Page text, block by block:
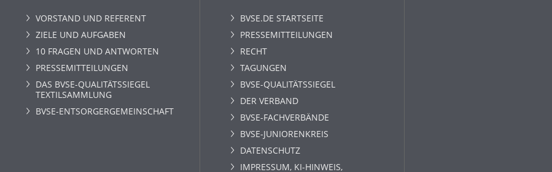
VORSTAND UND REFERENT
ZIELE UND AUFGABEN
10 FRAGEN UND ANTWORTEN
PRESSEMITTEILUNGEN
DAS BVSE-QUALITÄTSSIEGEL
TEXTILSAMMLUNG
BVSE-ENTSORGERGEMEINSCHAFT
BVSE.DE STARTSEITE
PRESSEMITTEILUNGEN
RECHT
TAGUNGEN
BVSE-QUALITÄTSSIEGEL
DER VERBAND
BVSE-FACHVERBÄNDE
BVSE-JUNIORENKREIS
DATENSCHUTZ
IMPRESSUM, KI-HINWEIS,